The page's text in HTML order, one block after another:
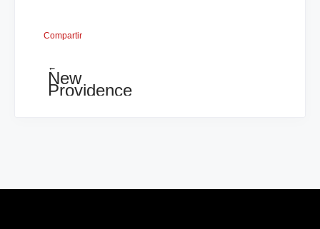
Compartir
←
New
Providence